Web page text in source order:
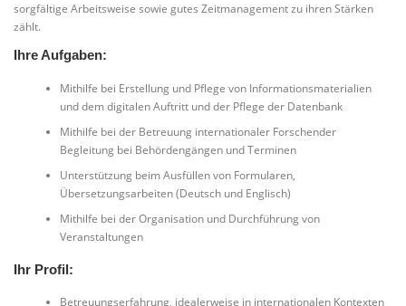
sorgfältige Arbeitsweise sowie gutes Zeitmanagement zu ihren Stärken
zählt.
Ihre Aufgaben:
Mithilfe bei Erstellung und Pflege von Informationsmaterialien
und dem digitalen Auftritt und der Pflege der Datenbank
Mithilfe bei der Betreuung internationaler Forschender
Begleitung bei Behördengängen und Terminen
Unterstützung beim Ausfüllen von Formularen,
Übersetzungsarbeiten (Deutsch und Englisch)
Mithilfe bei der Organisation und Durchführung von
Veranstaltungen
Ihr Profil:
Betreuungserfahrung, idealerweise in internationalen Kontexten